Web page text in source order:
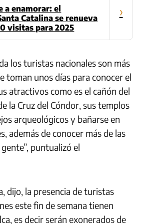
a enamorar: el
Catalina se renueva
visitas para 2025
›
los turistas nacionales son más
toman unos días para conocer el
atractivos como es el cañón del
la Cruz del Cóndor, sus templos
arqueológicos y bañarse en
además de conocer más de las
puntualizó el
dijo, la presencia de turistas
este fin de semana tienen
es decir serán exonerados de